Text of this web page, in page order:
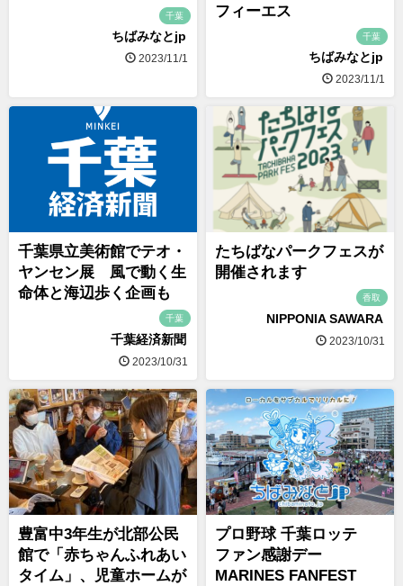
千葉
ちばみなとjp
2023/11/1
フィーエス
千葉
ちばみなとjp
2023/11/1
千葉県立美術館でテオ・
ヤンセン展 風で動く生
命体と海辺歩く企画も
千葉
千葉経済新聞
2023/10/31
たちばなパークフェスが
開催されます
香取
NIPPONIA SAWARA
2023/10/31
豊富中3年生が北部公民
館で「赤ちゃんふれあい
タイム」、児童ホームが
プロ野球 千葉ロッテ
ファン感謝デー
MARINES FANFEST